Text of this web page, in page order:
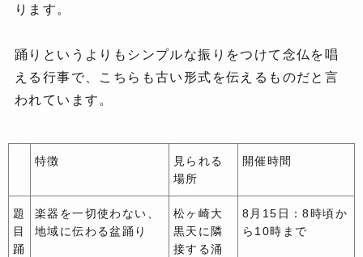
ります。
踊りというよりもシンプルな振りをつけて念仏を唱
える行事で、こちらも古い形式を伝えるものだと言
われています。
特徴
見られる
場所
開催時間
題
目
踊
楽器を一切使わない、
地域に伝わる盆踊り
松ヶ崎大
黒天に隣
接する涌
8月15日：8時頃か
ら10時まで